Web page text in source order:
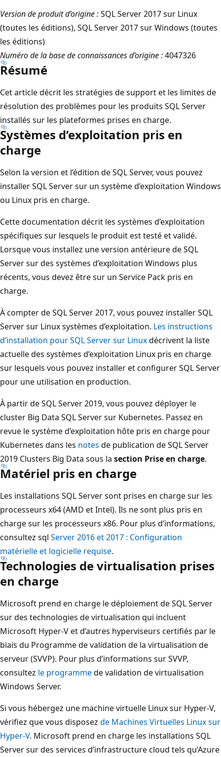
Version de produit d’origine :SQL Server 2017 sur Linux
(toutes les éditions), SQL Server 2017 sur Windows (toutes
les éditions)
Numéro de la base de connaissances d’origine :4047326
Résumé
Cet article décrit les stratégies de support et les limites de
résolution des problèmes pour les produits SQL Server
installés sur les plateformes prises en charge.
Systèmes d’exploitation pris en
charge
Selon la version et l’édition de SQL Server, vous pouvez
installer SQL Server sur un système d’exploitation Windows
ou Linux pris en charge.
Cette documentation décrit les systèmes d’exploitation
spécifiques sur lesquels le produit est testé et validé.
Lorsque vous installez une version antérieure de SQL
Server sur des systèmes d’exploitation Windows plus
récents, vous devez être sur un Service Pack pris en
charge.
À compter de SQL Server 2017, vous pouvez installer SQL
Server sur Linux systèmes d’exploitation. Les instructions
d’installation pour SQL Server sur Linuxdécrivent la liste
actuelle des systèmes d’exploitation Linux pris en charge
sur lesquels vous pouvez installer et configurer SQL Server
pour une utilisation en production.
À partir de SQL Server 2019, vous pouvez déployer le
cluster Big Data SQL Server sur Kubernetes. Passez en
revue le système d’exploitation hôte pris en charge pour
Kubernetes dans les notes de publication de SQL Server
2019 Clusters Big Data sous la section Prise en charge.
Matériel pris en charge
Les installations SQL Server sont prises en charge sur les
processeurs x64 (AMD et Intel). Ils ne sont plus pris en
charge sur les processeurs x86. Pour plus d’informations,
consultez sql Server 2016 et 2017 : Configuration
matérielle et logicielle requise.
Technologies de virtualisation prises
en charge
Microsoft prend en charge le déploiement de SQL Server
sur des technologies de virtualisation qui incluent
Microsoft Hyper-V et d’autres hyperviseurs certifiés par le
biais du Programme de validation de la virtualisation de
serveur (SVVP). Pour plus d’informations sur SVVP,
consultez le programmede validation de virtualisation
Windows Server.
Si vous hébergez une machine virtuelle Linux sur Hyper-V,
vérifiez que vous disposez de Machines Virtuelles Linux sur
Hyper-V. Microsoft prend en charge les installations SQL
Server sur des services d’infrastructure cloud tels qu’Azure